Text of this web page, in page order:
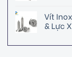
Vít
& Lực